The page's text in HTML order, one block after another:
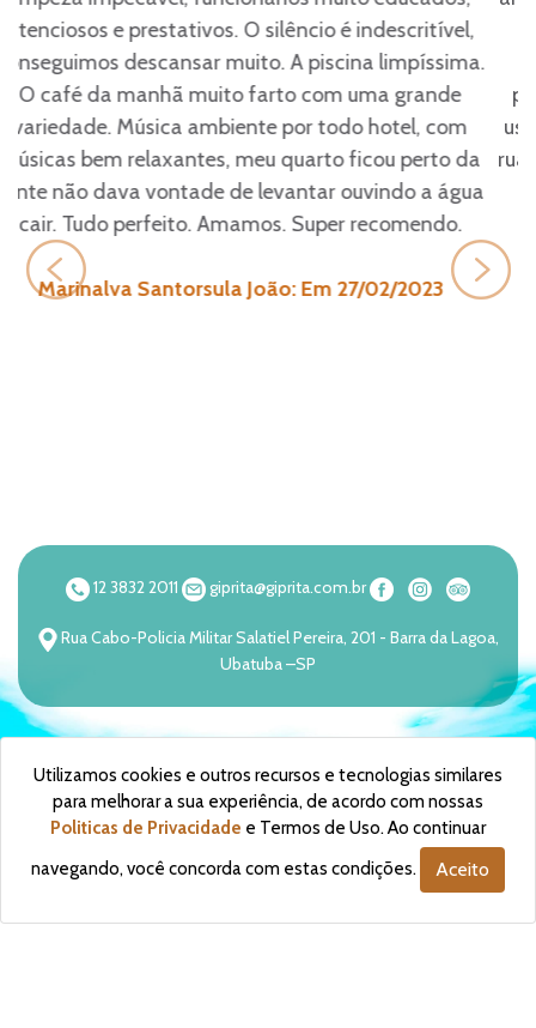
manhã é variado, começa às 7:30 horas,
possibilitando aos hóspedes saírem cedo para
passeios.A piscina estava limpa e agradável para
usar. A localização é boa. Fica a quatro quadras da
rua dos restaurantes, lojinhas e aquário de Ubatuba.
Denise: Em 27/12/2021
Previous
Rua Cabo-Policia Militar Salatiel Pereira, 201 - Barra da Lagoa,
Ubatuba –SP
Utilizamos cookies e outros recursos e tecnologias similares
para melhorar a sua experiência, de acordo com nossas
Politicas de Privacidade e Termos de Uso. Ao continuar
navegando, você concorda com estas condições.
Aceito